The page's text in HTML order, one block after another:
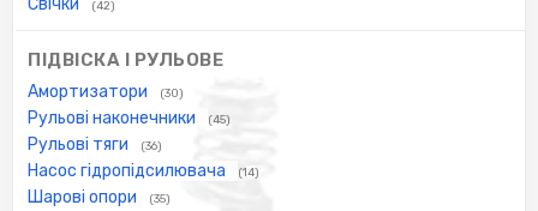
Свічки (42)
ПІДВІСКА І РУЛЬОВЕ
Амортизатори (30)
Рульові наконечники (45)
Рульові тяги (36)
Насос гідропідсилювача (14)
Шарові опори (35)